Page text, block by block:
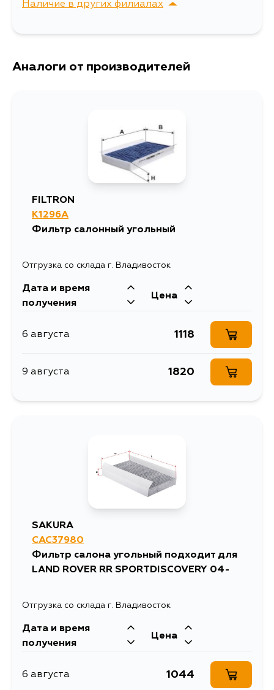
Наличие в других филиалах
г. Владивосток,
Аналоги от производителей
FILTRON
K1296A
Фильтр салонный угольный
Отгрузка со склада г. Владивосток
Дата и время
получения
Цена
6 августа 1118
9 августа 1820
SAKURA
CAC37980
Фильтр салона угольный подходит для
LAND ROVER RR SPORTDISCOVERY 04-
Отгрузка со склада г. Владивосток
Дата и время
получения
Цена
6 августа 1044